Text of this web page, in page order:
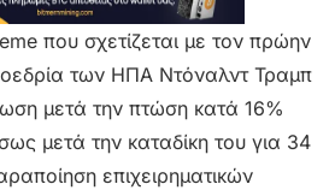
που σχετίζεται με τον πρώην
των ΗΠΑ Ντόναλντ Τραμπ
μετά την πτώση κατά 16%
μετά την καταδίκη του για 34
επιχειρηματικών